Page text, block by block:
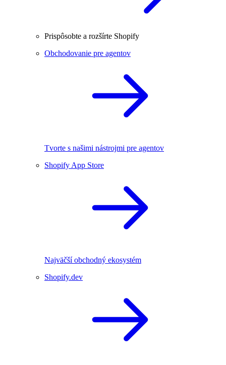
Prispôsobte a rozšírte Shopify
Obchodovanie pre agentov
Tvorte s našimi nástrojmi pre agentov
Shopify App Store
Najväčší obchodný ekosystém
Shopify.dev